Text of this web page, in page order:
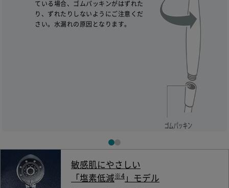
ている場合、ゴムパッキンがはずれた
り、ずれたりしないようにご注意くだ
さい。水漏れの原因となります。
敏感肌にやさしい
「塩素低減 ※4」モデル